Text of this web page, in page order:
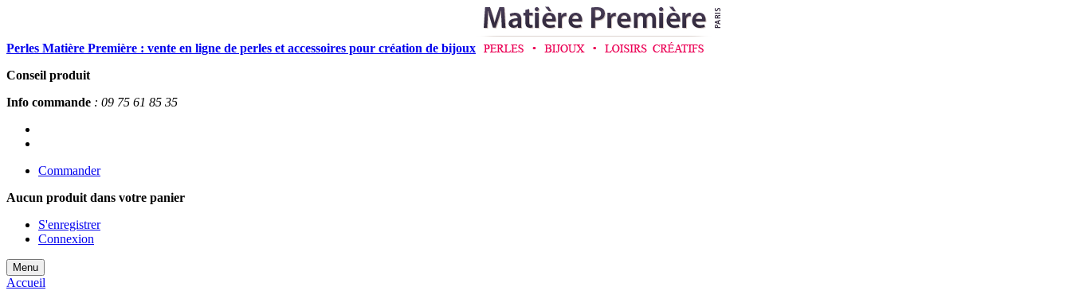
Perles Matière Première : vente en ligne de perles et accessoires pour création de bijoux
Conseil produit
Info commande : 09 75 61 85 35
Commander
Aucun produit dans votre panier
S'enregistrer
Connexion
Menu
Accueil